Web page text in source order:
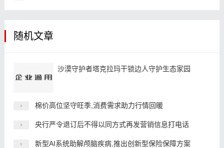
随机文章
沙漠守护者塔克拉玛干锁边人守护生态家园
棉价高位坚守旺季,消费需求助力行情回暖
央行严令退订后不得以同方式再发营销信息打电话
新型AI系统助解颅脑疾病,推出创新型保险保障方案